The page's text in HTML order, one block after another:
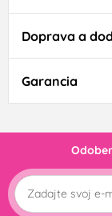
Doprava a
Garancia